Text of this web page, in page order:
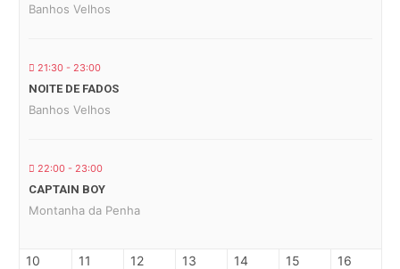
Banhos Velhos
21:30 - 23:00
NOITE DE FADOS
Banhos Velhos
22:00 - 23:00
CAPTAIN BOY
Montanha da Penha
10 11 12 13 14 15 16